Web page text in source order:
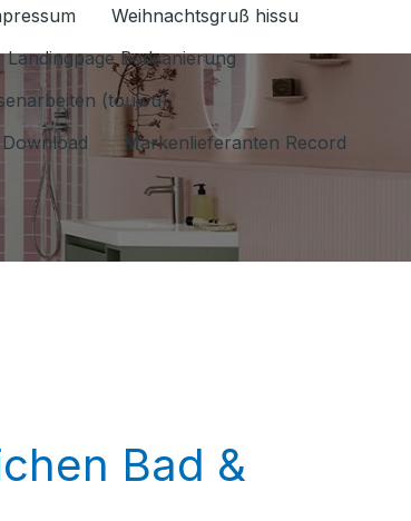
1.6.2026 umschalten
Weihnachtsgruß hissu
Landingpage Badsanierung
(toujou)
Download Markenlieferanten Record
Bad &